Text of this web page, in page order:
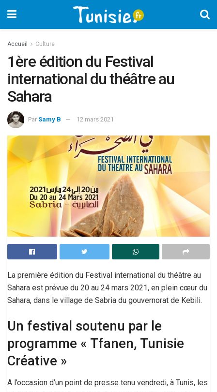
Accueil Culture
1ère édition du Festival
international du théâtre au
Sahara
Par Samy B 12 mars 2021
La première édition du Festival international du théâtre au
Sahara est prévue du 20 au 24 mars 2021, en plein cœur du
Sahara, dans le village de Sabria du gouvernorat de Kebili.
Un festival soutenu par le
programme « Tfanen, Tunisie
Créative »
A l’occasion d’un point de presse tenu vendredi, à Tunis, les